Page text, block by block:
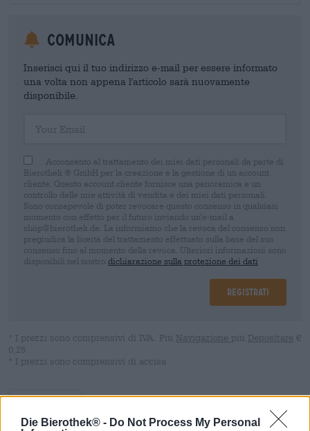
Die Bierothek® - Do Not Process My Personal
Comunica
Inserisci qui il tuo indirizzo e-mail per essere informato
una volta non appena l'articolo sarà nuovamente
disponibile.
Acconsento al trattamento dei miei dati personali da parte di
Bierothek ® GmbH per la creazione e la gestione di un account
cliente. Questo account cliente fornisce una panoramica e un
controllo delle mie attività di vendita e dei miei dati personali.
Sono consapevole di poter revocare questo consenso in qualsiasi
momento con effetto per il futuro inviando un'e-mail a
shop@bierothek.de. La informiamo che la revoca del consenso non
pregiudica la liceità del trattamento effettuato sulla base del suo
consenso fino al momento della revoca. Ulteriori informazioni sono
disponibili nel nostro dichiarazione sulla protezione dei dati
Registrati
* I prezzi sono comprensivi di IVA. Più Navigazione più Depositare €
0,25
* I prezzi sono comprensivi di accisa